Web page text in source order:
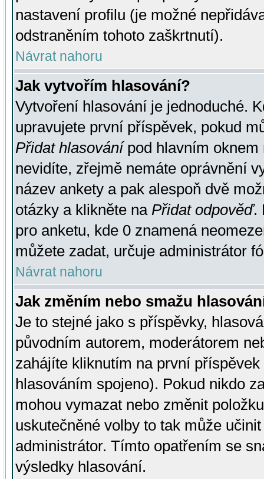
nastavení profilu (je možné
odstraněním tohoto zaškrtnutí).
Návrat nahoru
Jak vytvořím hlasování?
Vytvoření hlasování je jednoduché.
upravujete první příspěvek, pokud
Přidat hlasovánípod hlavním oknem
nevidíte, zřejmě nemáte oprávnění
název ankety a pak alespoň dvě
otázky a klikněte na Přidat odpověď.
pro anketu, kde 0 znamená
můžete zadat, určuje administrátor
Návrat nahoru
Jak změním nebo smažu
Je to stejné jako s příspěvky,
původním autorem, moderátorem
zahájíte kliknutím na první
hlasováním spojeno). Pokud nikdo
mohou vymazat nebo změnit
uskutečněné volby to tak může
administrátor. Tímto opatřením se
výsledky hlasování.